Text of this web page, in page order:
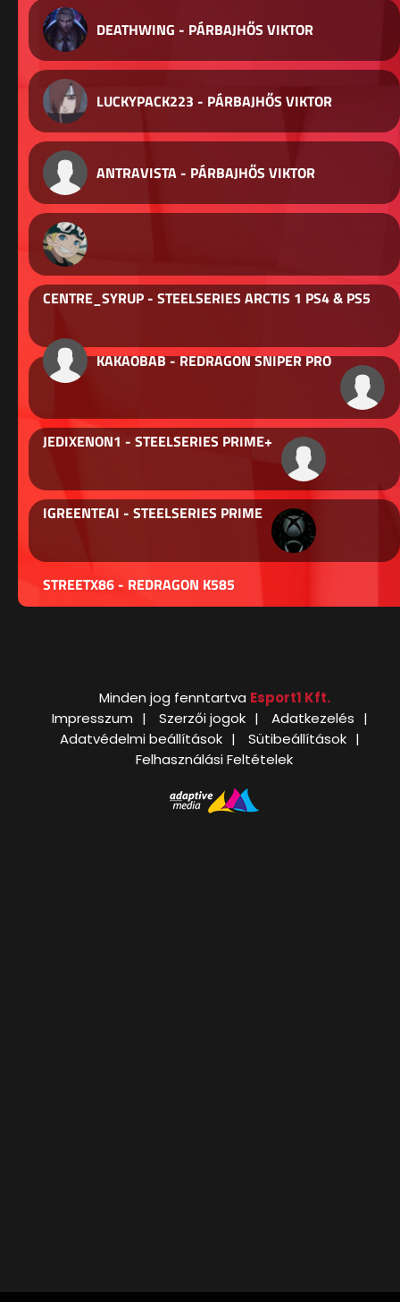
DEATHWING - PÁRBAJHŐS VIKTOR
LUCKYPACK223 - PÁRBAJHŐS VIKTOR
ANTRAVISTA - PÁRBAJHŐS VIKTOR
CENTRE_SYRUP - STEELSERIES ARCTIS 1 PS4 & PS5
KAKAOBAB - REDRAGON SNIPER PRO
JEDIXENON1 - STEELSERIES PRIME+
IGREENTEAI - STEELSERIES PRIME
STREETX86 - REDRAGON K585
Minden jog fenntartva Esport1 Kft.
Impresszum
Szerzői jogok
Adatkezelés
Adatvédelmi beállítások
Sütibeállítások
Felhasználási Feltételek